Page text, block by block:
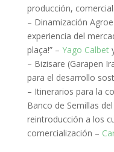
producción,
– Dinamización
experiencia del
plaça!” – Yago Calbet
– Bizisare (Garapen
para el desarrollo
– Itinerarios para la
Banco de Semillas
reintroducción a los
comercialización –